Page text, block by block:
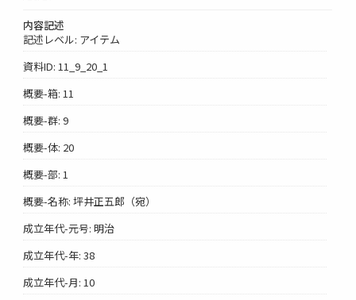
内容記述
記述レベル: アイテム
資料ID: 11_9_20_1
概要-箱: 11
概要-群: 9
概要-体: 20
概要-部: 1
概要-名称: 坪井正五郎（宛）
成立年代-元号: 明治
成立年代-年: 38
成立年代-月: 10